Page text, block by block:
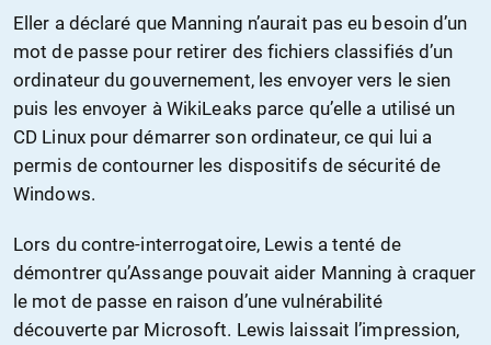
Eller a déclaré que Manning n’aurait pas eu besoin d’un
mot de passe pour retirer des fichiers classifiés d’un
ordinateur du gouvernement, les envoyer vers le sien
puis les envoyer à WikiLeaks parce qu’elle a utilisé un
CD Linux pour démarrer son ordinateur, ce qui lui a
permis de contourner les dispositifs de sécurité de
Windows.
Lors du contre-interrogatoire, Lewis a tenté de
démontrer qu’Assange pouvait aider Manning à craquer
le mot de passe en raison d’une vulnérabilité
découverte par Microsoft. Lewis laissait l’impression,